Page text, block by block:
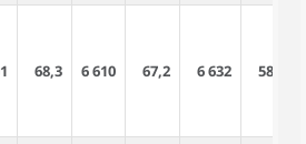
68,3 6 610 67,2 6 632 58,5